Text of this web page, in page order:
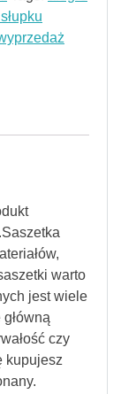
warto
jest wiele
czy
kupujesz